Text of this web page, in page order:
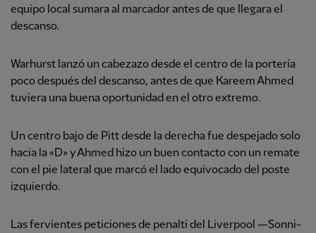
equipo local sumara al marcador antes de que llegara el
descanso.
Warhurst lanzó un cabezazo desde el centro de la portería
poco después del descanso, antes de que Kareem Ahmed
tuviera una buena oportunidad en el otro extremo.
Un centro bajo de Pitt desde la derecha fue despejado solo
hacia la «D» y Ahmed hizo un buen contacto con un remate
con el pie lateral que marcó el lado equivocado del poste
izquierdo.
Las fervientes peticiones de penalti del Liverpool —Sonni-